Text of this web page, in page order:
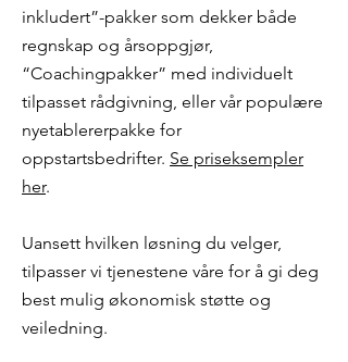
inkludert”-pakker som dekker både
regnskap og årsoppgjør,
“Coachingpakker” med individuelt
tilpasset rådgivning, eller vår populære
nyetablererpakke for
oppstartsbedrifter. Se priseksempler
her.
Uansett hvilken løsning du velger,
tilpasser vi tjenestene våre for å gi deg
best mulig økonomisk støtte og
veiledning.